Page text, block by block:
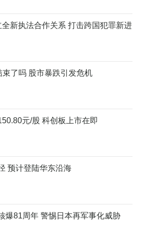
新执法合作关系 打击跨国犯罪新进
束了吗 股市暴跌引发危机
元/股 科创板上市在即
预计登陆华东沿海
爆81周年 警惕日本再军事化威胁